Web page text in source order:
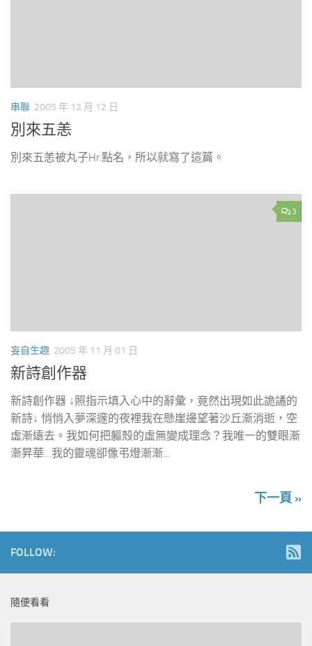
串聯 2005 年 12 月 12 日
別來五恙
別來五恙被丸子Hr.點名，所以就寫了這篇。
3
妄自生趣 2005 年 11 月 01 日
新詩創作器
新詩創作器 ↓照指示填入心中的辭彙，竟然出現如此詭譎的
新詩↓ 悄悄入夢深邃的夜裡我在懸崖邊望著沙丘漸消逝，空
虛漸遠去。我如何把軀殼的虛無變成理念？我唯一的雙眼漸
漸昇華…我的靈魂卻像弔燈漸漸...
下一頁 »
FOLLOW:
隨便看看